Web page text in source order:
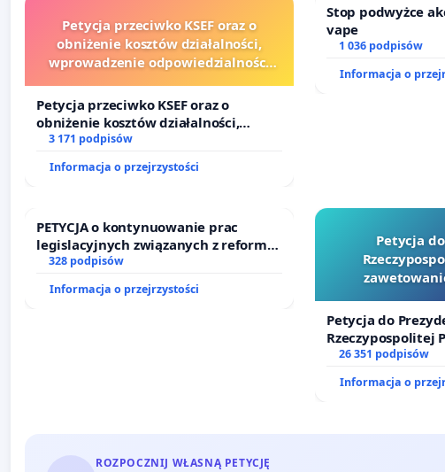
Petycja przeciwko KSEF oraz o
obniżenie kosztów działalności,
wprowadzenie odpowiedzialności
sędziów
Petycja przeciwko KSEF oraz o
obniżenie kosztów działalności,
wprowadzenie odpowiedzialności
sędziów
3 171 podpisów
Informacja o przejrzystości
Stop podwyżce
vape
1 036 podpisów
Informacja o
PETYCJA o kontynuowanie prac
legislacyjnych związanych z reformą
prawa rodzinnego
328 podpisów
Informacja o przejrzystości
Petycja
Petycja do
Rzeczypospolitej
zawetowanie
26 351 podpisów
Informacja o
ROZPOCZNIJ WŁASNĄ PETYCJĘ